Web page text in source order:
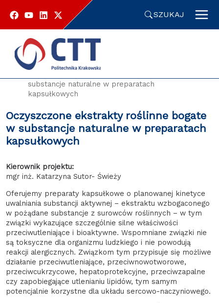
SZUKAJ
Strona główna
Oferty technologiczne
substancje naturalne w preparatach
kapsułkowych
Oczyszczone ekstrakty roślinne bogate
w substancje naturalne w preparatach
kapsułkowych
Kierownik projektu:
mgr inż. Katarzyna Sutor- Świeży
Oferujemy preparaty kapsułkowe o planowanej kinetyce
uwalniania substancji aktywnej – ekstraktu wzbogaconego
w pożądane substancje z surowców roślinnych – w tym
związki wykazujące szczególnie silne właściwości
przeciwutleniające i bioaktywne. Wspomniane związki nie
są toksyczne dla organizmu ludzkiego i nie powodują
reakcji alergicznych. Związkom tym przypisuje się możliwe
działanie przeciwutleniające, przeciwnowotworowe,
przeciwcukrzycowe, hepatoprotekcyjne, przeciwzapalne
czy zapobiegające utlenianiu lipidów, tym samym
potencjalnie korzystne dla układu sercowo-naczyniowego.